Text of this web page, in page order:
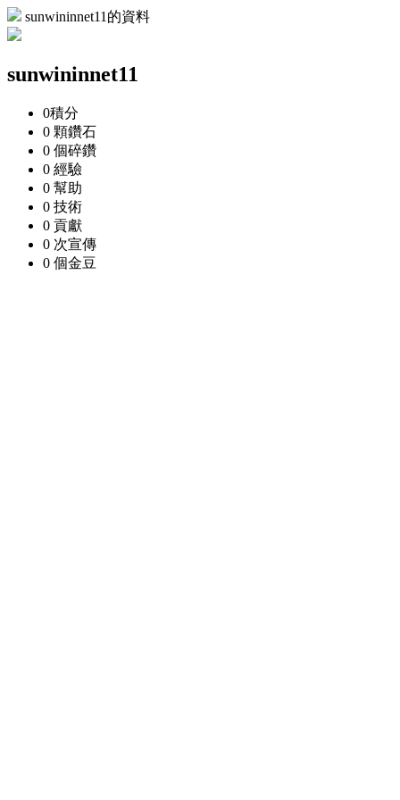
sunwininnet11的資料
sunwininnet11
0積分
0 顆鑽石
0 個碎鑽
0 經驗
0 幫助
0 技術
0 貢獻
0 次宣傳
0 個金豆